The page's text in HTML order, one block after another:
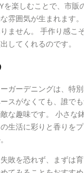
を楽しむことで、市販
雰囲気が生まれます
ません。 手作り感こ
してくれるのです。
ガーデニングは、特
スがなくても、誰で
な趣味です。 小さな
生活に彩りと香りを
敗を恐れず、まずは